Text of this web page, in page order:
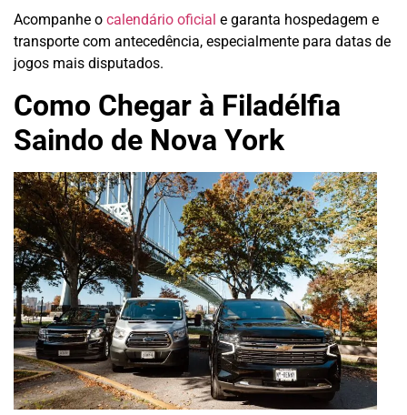
Acompanhe o calendário oficial e garanta hospedagem e
transporte com antecedência, especialmente para datas de
jogos mais disputados.
Como Chegar à Filadélfia
Saindo de Nova York